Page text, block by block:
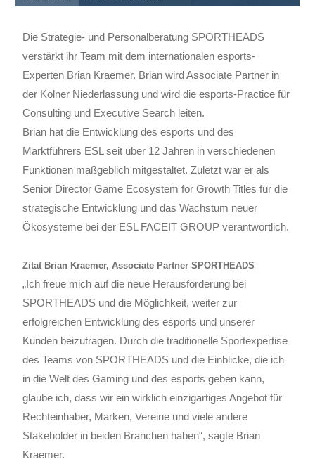
Die Strategie- und Personalberatung SPORTHEADS
verstärkt ihr Team mit dem internationalen esports-
Experten Brian Kraemer. Brian wird Associate Partner in
der Kölner Niederlassung und wird die esports-Practice für
Consulting und Executive Search leiten.
Brian hat die Entwicklung des esports und des
Marktführers ESL seit über 12 Jahren in verschiedenen
Funktionen maßgeblich mitgestaltet. Zuletzt war er als
Senior Director Game Ecosystem for Growth Titles für die
strategische Entwicklung und das Wachstum neuer
Ökosysteme bei der ESL FACEIT GROUP verantwortlich.
Zitat Brian Kraemer, Associate Partner SPORTHEADS
„Ich freue mich auf die neue Herausforderung bei
SPORTHEADS und die Möglichkeit, weiter zur
erfolgreichen Entwicklung des esports und unserer
Kunden beizutragen. Durch die traditionelle Sportexpertise
des Teams von SPORTHEADS und die Einblicke, die ich
in die Welt des Gaming und des esports geben kann,
glaube ich, dass wir ein wirklich einzigartiges Angebot für
Rechteinhaber, Marken, Vereine und viele andere
Stakeholder in beiden Branchen haben“, sagte Brian
Kraemer.